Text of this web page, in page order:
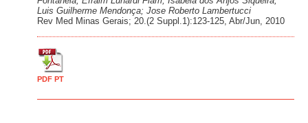
Luis Guilherme Mendonça; Jose Roberto Lambertucci
Rev Med Minas Gerais; 20.(2 Suppl.1):123-125, Abr/Jun, 2010
PDF PT